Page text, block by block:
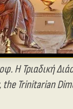
Η Τριαδική
the Trinitarian